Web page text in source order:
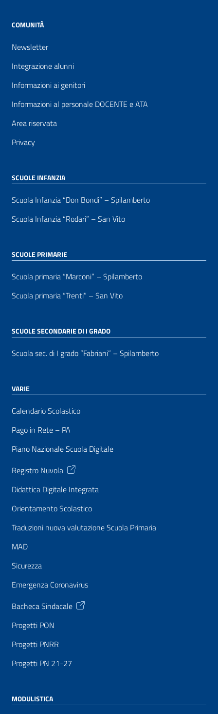
COMUNITÀ
Newsletter
Integrazione alunni
Informazioni ai genitori
Informazioni al personale DOCENTE e ATA
Area riservata
Privacy
SCUOLE INFANZIA
Scuola Infanzia “Don Bondi” – Spilamberto
Scuola Infanzia “Rodari” – San Vito
SCUOLE PRIMARIE
Scuola primaria “Marconi” – Spilamberto
Scuola primaria “Trenti” – San Vito
SCUOLE SECONDARIE DI I GRADO
Scuola sec. di I grado “Fabriani” – Spilamberto
VARIE
Calendario Scolastico
Pago in Rete – PA
Piano Nazionale Scuola Digitale
Registro Nuvola
Didattica Digitale Integrata
Orientamento Scolastico
Traduzioni nuova valutazione Scuola Primaria
MAD
Sicurezza
Emergenza Coronavirus
Bacheca Sindacale
Progetti PON
Progetti PNRR
Progetti PN 21-27
MODULISTICA